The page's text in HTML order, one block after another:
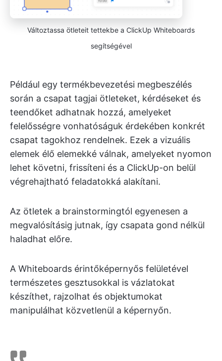
Változtassa ötleteit tettekbe a ClickUp Whiteboards
segítségével
Például egy termékbevezetési megbeszélés
során a csapat tagjai ötleteket, kérdéseket és
teendőket adhatnak hozzá, amelyeket
felelősségre vonhatóságuk érdekében konkrét
csapat tagokhoz rendelnek. Ezek a vizuális
elemek élő elemekké válnak, amelyeket nyomon
lehet követni, frissíteni és a ClickUp-on belül
végrehajtható feladatokká alakítani.
Az ötletek a brainstormingtól egyenesen a
megvalósításig jutnak, így csapata gond nélkül
haladhat előre.
A Whiteboards érintőképernyős felületével
természetes gesztusokkal is vázlatokat
készíthet, rajzolhat és objektumokat
manipulálhat közvetlenül a képernyőn.